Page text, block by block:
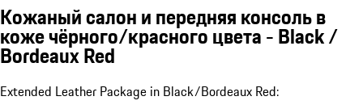
Кожаный салон и передняя консоль в
коже чёрного/красного цвета - Black /
Bordeaux Red
Extended Leather Package in Black/Bordeaux Red: